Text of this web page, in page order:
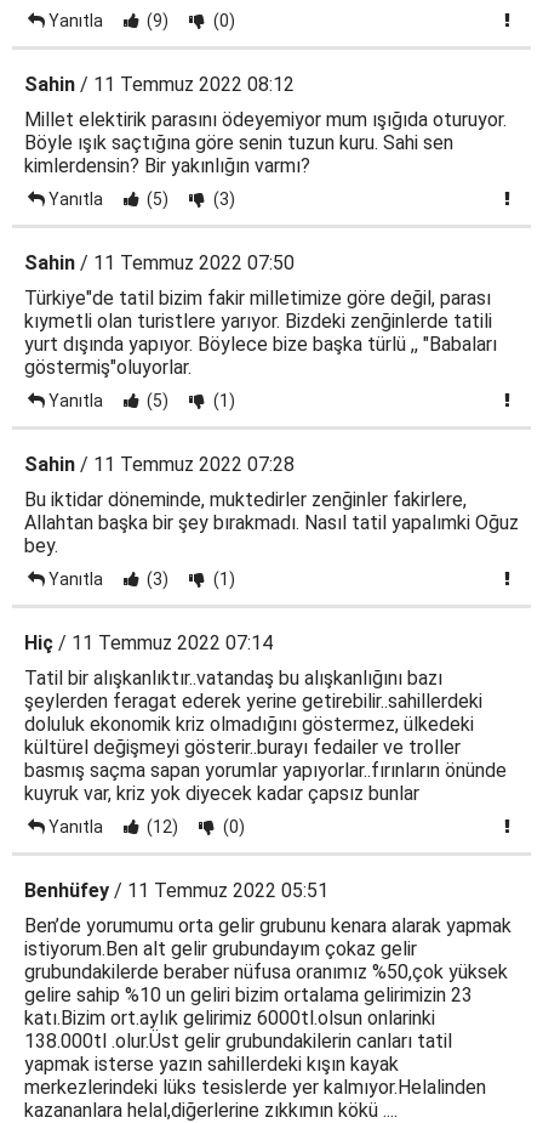
Yanıtla (9) (0)
Sahin / 11 Temmuz 2022 08:12
Millet elektirik parasını ödeyemiyor mum ışığıda oturuyor.
Böyle ışık saçtığına göre senin tuzun kuru. Sahi sen
kimlerdensin? Bir yakınlığın varmı?
Yanıtla (5) (3)
Sahin / 11 Temmuz 2022 07:50
Türkiye"de tatil bizim fakir milletimize göre değil, parası
kıymetli olan turistlere yarıyor. Bizdeki zenğinlerde tatili
yurt dışında yapıyor. Böylece bize başka türlü ,, "Babaları
göstermiş"oluyorlar.
Yanıtla (5) (1)
Sahin / 11 Temmuz 2022 07:28
Bu iktidar döneminde, muktedirler zenğinler fakirlere,
Allahtan başka bir şey bırakmadı. Nasıl tatil yapalımki Oğuz
bey.
Yanıtla (3) (1)
Hiç / 11 Temmuz 2022 07:14
Tatil bir alışkanlıktır..vatandaş bu alışkanlığını bazı
şeylerden feragat ederek yerine getirebilir..sahillerdeki
doluluk ekonomik kriz olmadığını göstermez, ülkedeki
kültürel değişmeyi gösterir..burayı fedailer ve troller
basmış saçma sapan yorumlar yapıyorlar..fırınların önünde
kuyruk var, kriz yok diyecek kadar çapsız bunlar
Yanıtla (12) (0)
Benhüfey / 11 Temmuz 2022 05:51
Ben’de yorumumu orta gelir grubunu kenara alarak yapmak
istiyorum.Ben alt gelir grubundayım çokaz gelir
grubundakilerde beraber nüfusa oranımız %50,çok yüksek
gelire sahip %10 un geliri bizim ortalama gelirimizin 23
katı.Bizim ort.aylık gelirimiz 6000tl.olsun onlarinki
138.000tl .olur.Üst gelir grubundakilerin canları tatil
yapmak isterse yazın sahillerdeki kışın kayak
merkezlerindeki lüks tesislerde yer kalmıyor.Helalinden
kazananlara helal,diğerlerine zıkkımın kökü ....